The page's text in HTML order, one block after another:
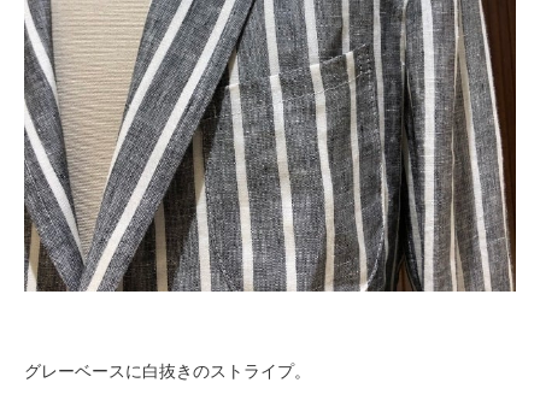
グレーベースに白抜きのストライプ。